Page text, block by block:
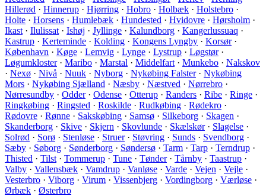
Hillerød · Hinnerup · Hjørring · Hobro · Holbæk · Holstebro ·
Holte · Horsens · Humlebæk · Hundested · Hvidovre · Hørsholm ·
Ikast · Ilulissat · Ishøj · Jyllinge · Kalundborg · Kangerlussuaq ·
Kastrup · Kerteminde · Kolding · Kongens Lyngby · Korsør·
København · Køge · Lemvig · Lynge · Lystrup · Løgstør·
Løgumkloster· Maribo · Marstal · Middelfart · Munkebo · Nakskov
· Nexø · Nivå · Nuuk · Nyborg · Nykøbing Falster· Nykøbing
Mors · Nykøbing Sjælland · Næsby · Næstved · Nørrebro ·
Nørresundby · Odder· Odense · Otterup · Randers · Ribe · Ringe ·
Ringkøbing · Ringsted · Roskilde · Rudkøbing · Rødekro ·
Rødovre · Rønne · Sakskøbing · Samsø · Silkeborg · Skagen ·
Skanderborg · Skive · Skjern · Skovlunde · Skælskør· Slagelse ·
Solrød · Sorø · Stenløse · Struer· Støvring · Sunds · Svendborg ·
Sæby · Søborg · Sønderborg · Søndersø · Tarm · Tarp · Terndrup ·
Thisted · Tilst · Tommerup · Tune · Tønder· Tårnby · Taastrup ·
Valby · Vallensbæk · Vamdrup · Vanløse · Varde · Vejen · Vejle ·
Vesterbro · Viborg · Virum · Vissenbjerg · Vordingborg · Værløse ·
Ørbæk · Østerbro